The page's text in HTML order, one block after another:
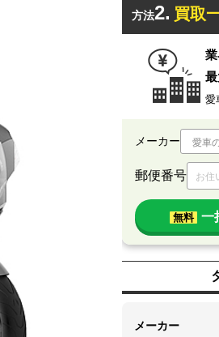
方法2. 買取
愛
メーカー
郵便番号
無料 一
メーカー